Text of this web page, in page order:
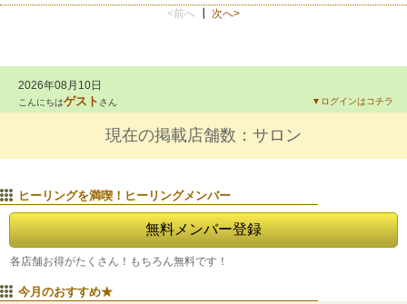
<前へ 次へ>
2026年08月10日
こんにちはゲスト さん ▼ログインはコチラ
現在の掲載店舗数： サロン
ヒーリングを満喫！ヒーリングメンバー
無料メンバー登録
各店舗お得がたくさん！もちろん無料です！
今月のおすすめ★